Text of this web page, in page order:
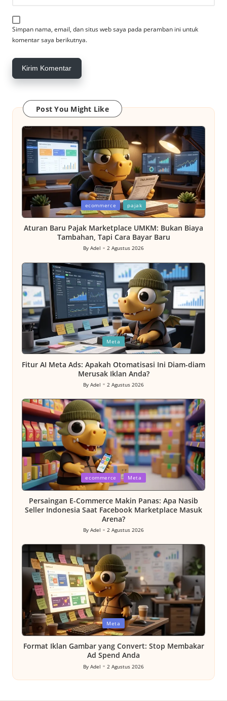
Simpan nama, email, dan situs web saya pada peramban ini untuk
komentar saya berikutnya.
Post You Might Like
Posted
in
ecommerce pajak
Aturan Baru Pajak Marketplace UMKM: Bukan Biaya
Tambahan, Tapi Cara Bayar Baru
Posted
by
By Adel 2 Agustus 2026
Posted
in
Meta
Fitur AI Meta Ads: Apakah Otomatisasi Ini Diam-diam
Merusak Iklan Anda?
Posted
by
By Adel 2 Agustus 2026
Posted
in
ecommerce Meta
Persaingan E-Commerce Makin Panas: Apa Nasib
Seller Indonesia Saat Facebook Marketplace Masuk
Arena?
Posted
by
By Adel 2 Agustus 2026
Posted
in
Meta
Format Iklan Gambar yang Convert: Stop Membakar
Ad Spend Anda
Posted
by
By Adel 2 Agustus 2026